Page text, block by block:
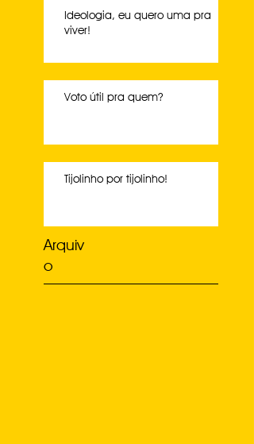
Ideologia, eu quero uma pra
viver!
Voto útil pra quem?
Tijolinho por tijolinho!
Arquiv
o